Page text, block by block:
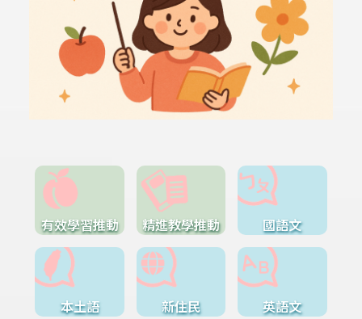
有效學習推動 精進教學推動 國語文
本土語 新住民 英語文